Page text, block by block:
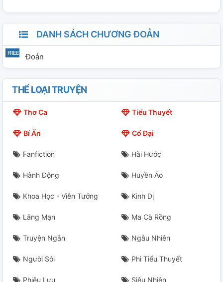
DANH SÁCH CHƯƠNG ĐOẢN
Đoản
THỂ LOẠI TRUYỆN
Thơ Ca Tiểu Thuyết
Bí Ẩn Cổ Đại
Fanfiction Hài Hước
Hành Động Huyền Ảo
Khoa Học - Viễn Tưởng Kinh Dị
Lãng Mạn Ma Cà Rồng
Truyện Ngắn Ngẫu Nhiên
Người Sói Phi Tiểu Thuyết
Phiêu Lưu Siêu Nhiên